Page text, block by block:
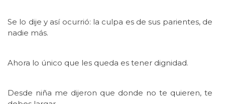
Se lo dije y así ocurrió: la culpa es de sus parientes, de
nadie más.
Ahora lo único que les queda es tener dignidad.
Desde niña me dijeron que donde no te quieren, te